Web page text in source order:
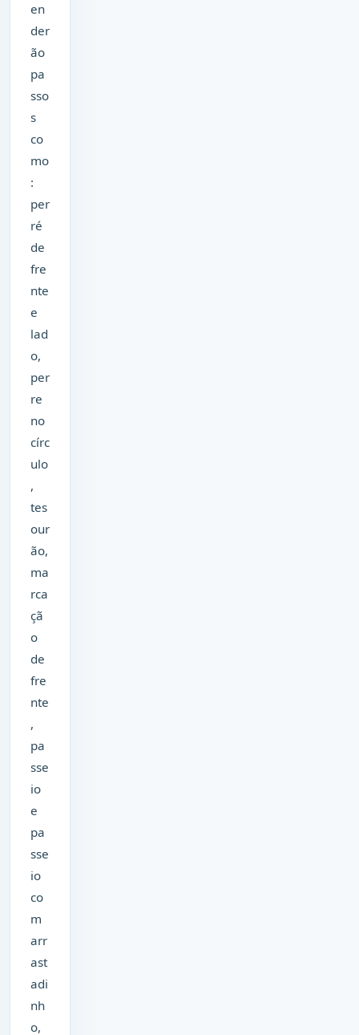
en
der
ão
pa
sso
s
co
mo
:
per
ré
de
fre
nte
e
lad
o,
per
re
no
círc
ulo
,
tes
our
ão,
ma
rca
çã
o
de
fre
nte
,
pa
sse
io
e
pa
sse
io
co
m
arr
ast
adi
nh
o,